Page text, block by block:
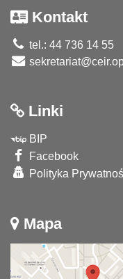
Kontakt
tel.: 44 736 14 55
Linki
BIP
Facebook
Polityka
Mapa